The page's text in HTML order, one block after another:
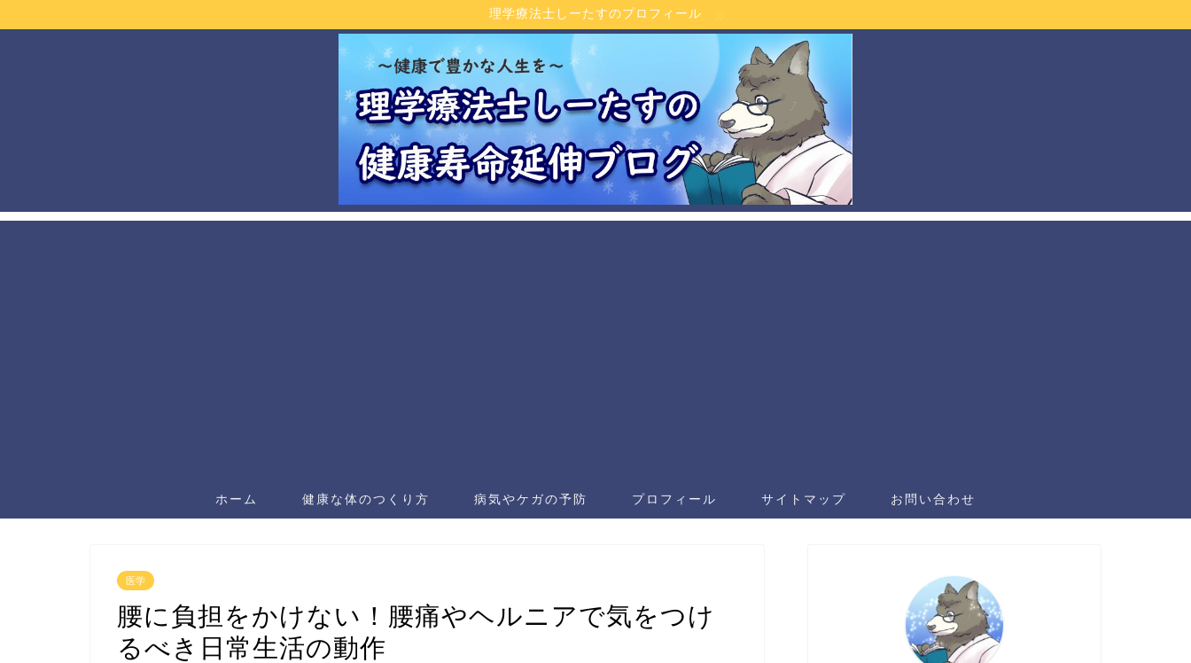
理学療法士しーたすのプロフィール
ホーム 健康な体のつくり方 病気やケガの予防 プロフィール サイトマップ お問い合わせ
医学
腰に負担をかけない！腰痛やヘルニアで気をつけ
るべき日常生活の動作